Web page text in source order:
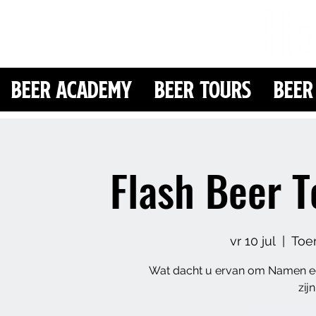
Beer Academy Beer Tours
Flash Beer
vr 10 jul
Wat dacht u ervan om Namen